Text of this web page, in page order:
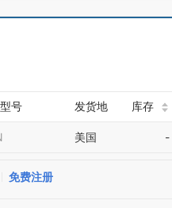
号 发货地 库存
美国 -
免费注册